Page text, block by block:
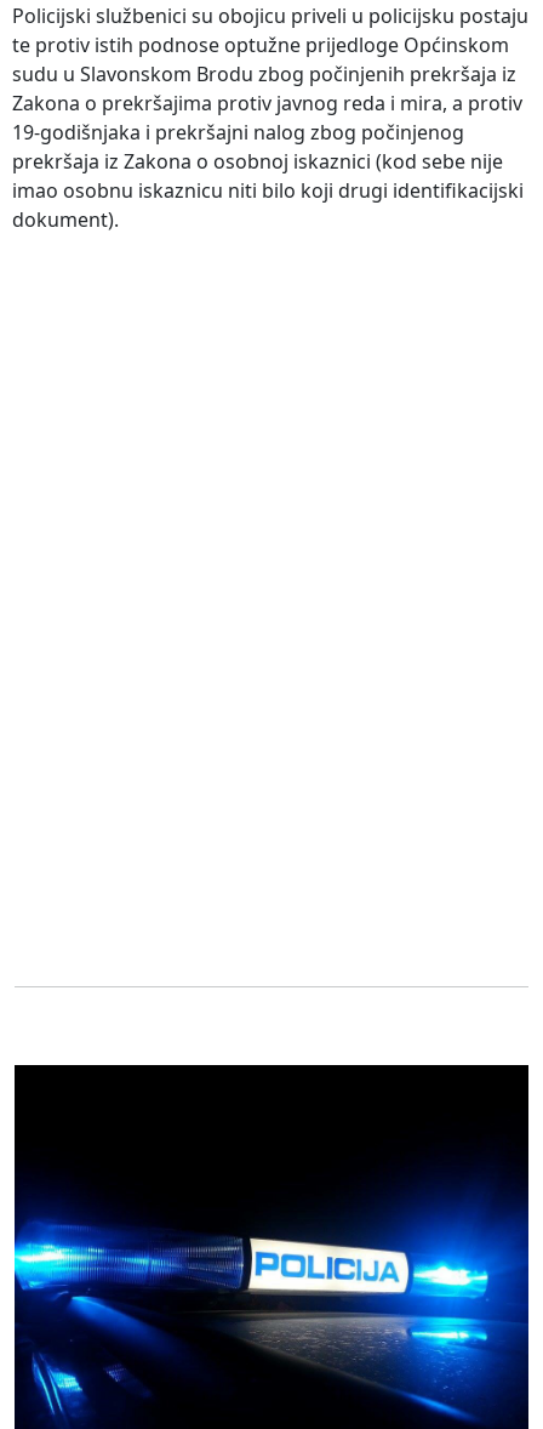
Policijski službenici su obojicu priveli u policijsku postaju
te protiv istih podnose optužne prijedloge Općinskom
sudu u Slavonskom Brodu zbog počinjenih prekršaja iz
Zakona o prekršajima protiv javnog reda i mira, a protiv
19-godišnjaka i prekršajni nalog zbog počinjenog
prekršaja iz Zakona o osobnoj iskaznici (kod sebe nije
imao osobnu iskaznicu niti bilo koji drugi identifikacijski
dokument).